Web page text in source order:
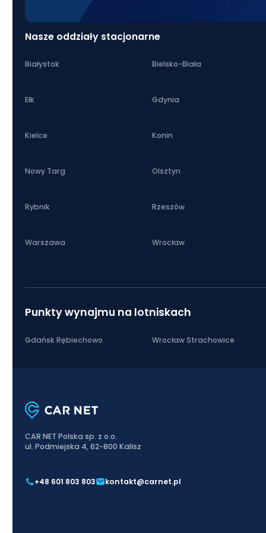
Nasze oddziały stacjonarne
Białystok Bielsko-Biała
Ełk Gdynia
Kielce Konin
Nowy Targ Olsztyn
Rybnik Rzeszów
Warszawa Wrocław
Punkty wynajmu na lotniskach
Gdańsk Rębiechowo Wrocław Strachowice
CAR NET Polska sp. z o.o.
ul. Podmiejska 4, 62-800 Kalisz
+48 601 803 803 kontakt@carnet.pl